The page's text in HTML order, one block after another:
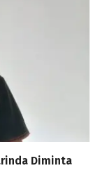
Diminta